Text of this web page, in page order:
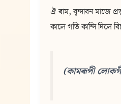
ঐ ৰাম, বৃন্দাবন মাজে
কালে গতি কান্দি দিলে
(কামৰূপী